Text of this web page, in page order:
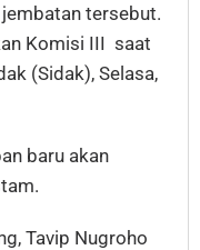
tersebut.
Komisi III saat
(Sidak), Selasa,
baru akan
Tavip Nugroho